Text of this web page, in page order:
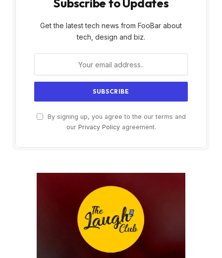
Subscribe to Updates
Get the latest tech news from FooBar about
tech, design and biz.
By signing up, you agree to the our terms and
our Privacy Policyagreement.